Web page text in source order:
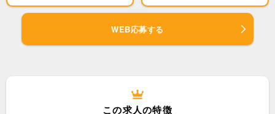
WEB応募する
この求人の特徴